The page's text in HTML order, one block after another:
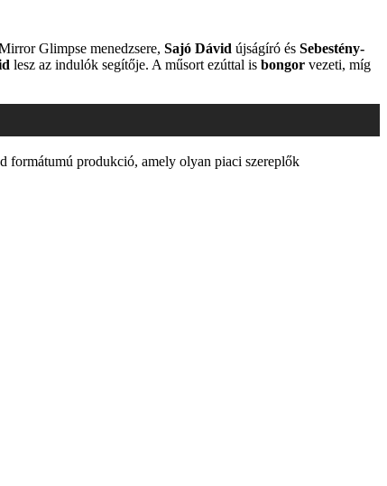
Glimpse menedzsere, Sajó Dávid újságíró és Sebestény-
lesz az indulók segítője. A műsort ezúttal is bongor vezeti, míg
formátumú produkció, amely olyan piaci szereplők